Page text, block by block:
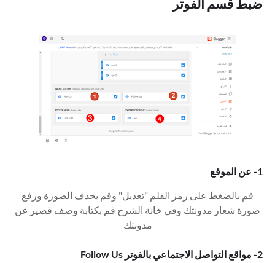
ضبط قسم الفوتر
1- عن الموقع
قم بالضغط على رمز القلم "تعديل" وقم بحذف الصورة ورفع
صورة شعار مدونتك وفي خانة الشرح قم بكتابة وصف قصير عن
مدونتك
2- مواقع التواصل الاجتماعي بالفوتر Follow Us